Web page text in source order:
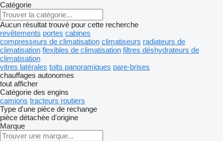
Catégorie
Aucun résultat trouvé pour cette recherche
revêtements portes cabines
compresseurs de climatisation climatiseurs radiateurs de
climatisation flexibles de climatisation filtres déshydrateurs de
climatisation
vitres latérales toits panoramiques pare-brises
chauffages autonomes
tout afficher
Catégorie des engins
camions tracteurs routiers
Type d'une pièce de rechange
pièce détachée d'origine
Marque